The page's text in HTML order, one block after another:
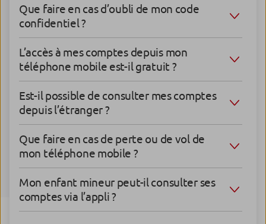
Que faire en cas d’oubli de mon code
confidentiel ?
L’accès à mes comptes depuis mon
téléphone mobile est-il gratuit ?
Est-il possible de consulter mes comptes
depuis l’étranger ?
Que faire en cas de perte ou de vol de
mon téléphone mobile ?
Mon enfant mineur peut-il consulter ses
comptes via l’appli ?